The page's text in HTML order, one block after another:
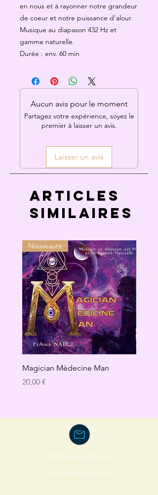
en nous et à rayonner notre grandeur
de coeur et notre puissance d'alour.
Musique au diapason 432 Hz et
gamme naturelle.
Durée : env. 60 min
Aucun avis pour le moment
Partagez votre expérience, soyez le
premier à laisser un avis.
Laisser un avis
Articles
similaires
Nouveauté
Magician Mèdecine Man
Prix
20,00 €
GAÏA
20,00 €
Politique de Retour
© 2019 Harmony Music